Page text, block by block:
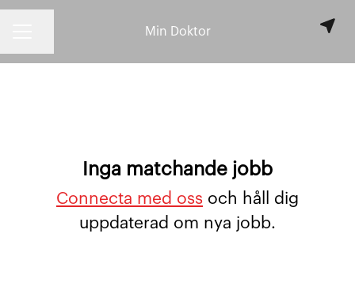
Min Doktor
Inga matchande jobb
Connecta med oss och håll dig
uppdaterad om nya jobb.